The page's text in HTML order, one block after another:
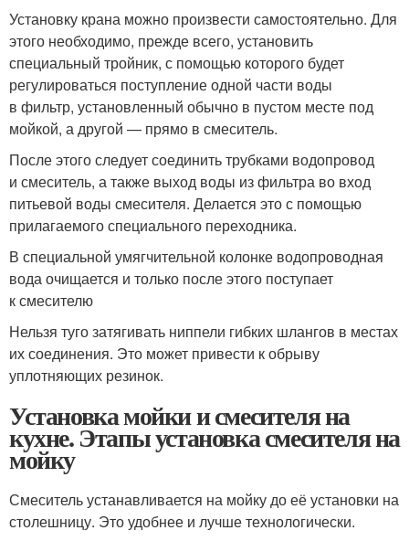
Установку крана можно произвести самостоятельно. Для
этого необходимо, прежде всего, установить
специальный тройник, с помощью которого будет
регулироваться поступление одной части воды
в фильтр, установленный обычно в пустом месте под
мойкой, а другой — прямо в смеситель.
После этого следует соединить трубками водопровод
и смеситель, а также выход воды из фильтра во вход
питьевой воды смесителя. Делается это с помощью
прилагаемого специального переходника.
В специальной умягчительной колонке водопроводная
вода очищается и только после этого поступает
к смесителю
Нельзя туго затягивать ниппели гибких шлангов в местах
их соединения. Это может привести к обрыву
уплотняющих резинок.
Установка мойки и смесителя на
кухне. Этапы установка смесителя на
мойку
Смеситель устанавливается на мойку до её установки на
столешницу. Это удобнее и лучше технологически.